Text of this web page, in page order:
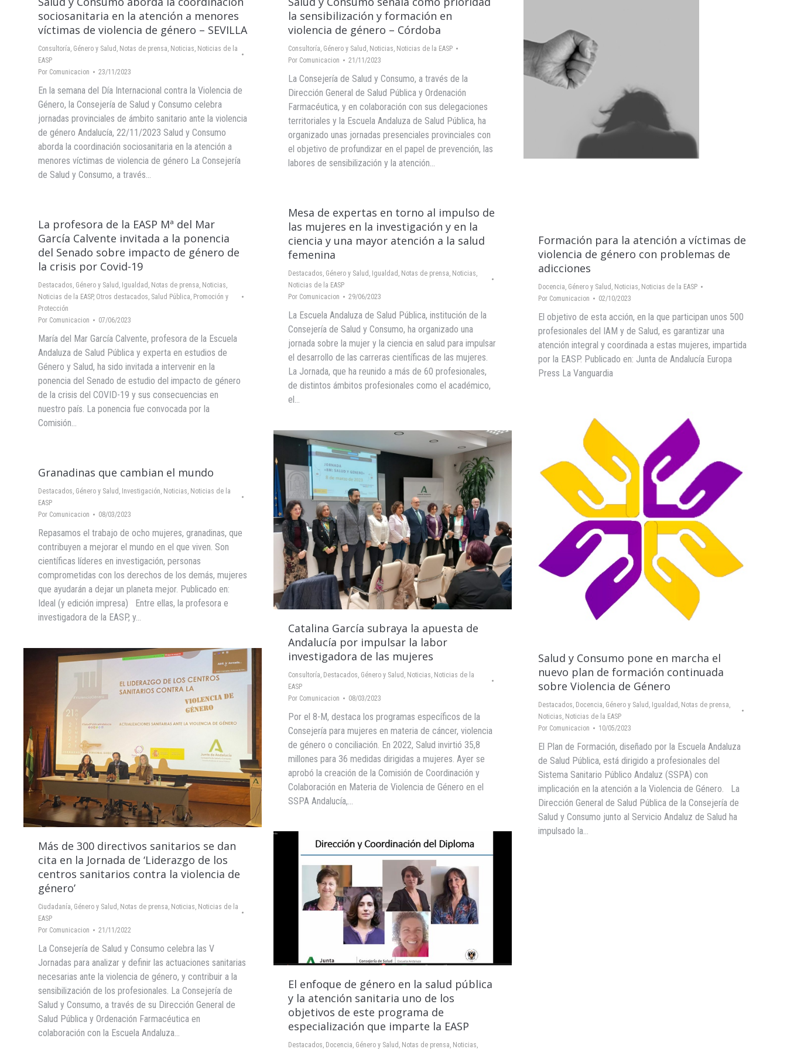
sociosanitaria en la atención a menores
víctimas de violencia de género – SEVILLA
Consultoría, Género y Salud , Notas de prensa, Noticias, Noticias de la
EASP
Por Comunicacion 23/11/2023
En la semana del Día Internacional contra la Violencia de
Género, la Consejería de Salud y Consumo celebra
jornadas provinciales de ámbito sanitario ante la violencia
de género Andalucía, 22/11/2023 Salud y Consumo
aborda la coordinación sociosanitaria en la atención a
menores víctimas de violencia de género La Consejería
de Salud y Consumo, a través…
la sensibilización y formación en
violencia de género – Córdoba
Consultoría, Género y Salud , Noticias, Noticias de la EASP
Por Comunicacion 21/11/2023
La Consejería de Salud y Consumo, a través de la
Dirección General de Salud Pública y Ordenación
Farmacéutica, y en colaboración con sus delegaciones
territoriales y la Escuela Andaluza de Salud Pública, ha
organizado unas jornadas presenciales provinciales con
el objetivo de profundizar en el papel de prevención, las
labores de sensibilización y la atención…
Formación para la atención a víctimas de
violencia de género con problemas de
adicciones
Docencia, Género y Salud , Noticias, Noticias de la EASP
Por Comunicacion 02/10/2023
El objetivo de esta acción, en la que participan unos 500
profesionales del IAM y de Salud, es garantizar una
atención integral y coordinada a estas mujeres, impartida
por la EASP. Publicado en: Junta de Andalucía Europa
Press La Vanguardia
Mesa de expertas en torno al impulso de
las mujeres en la investigación y en la
ciencia y una mayor atención a la salud
femenina
Destacados, Género y Salud , Igualdad , Notas de prensa, Noticias,
Noticias de la EASP
Por Comunicacion 29/06/2023
La Escuela Andaluza de Salud Pública, institución de la
Consejería de Salud y Consumo, ha organizado una
jornada sobre la mujer y la ciencia en salud para impulsar
el desarrollo de las carreras científicas de las mujeres.
La Jornada, que ha reunido a más de 60 profesionales,
de distintos ámbitos profesionales como el académico,
el…
La profesora de la EASP Mª del Mar
García Calvente invitada a la ponencia
del Senado sobre impacto de género de
la crisis por Covid-19
Destacados, Género y Salud , Igualdad , Notas de prensa, Noticias,
Noticias de la EASP, Otros destacados, Salud Pública, Promoción y
Protección
Por Comunicacion 07/06/2023
María del Mar García Calvente, profesora de la Escuela
Andaluza de Salud Pública y experta en estudios de
Género y Salud, ha sido invitada a intervenir en la
ponencia del Senado de estudio del impacto de género
de la crisis del COVID-19 y sus consecuencias en
nuestro país. La ponencia fue convocada por la
Comisión…
Salud y Consumo pone en marcha el
nuevo plan de formación continuada
sobre Violencia de Género
Destacados Docencia Género y Salud Igualdad Notas de prensa
Noticias Noticias de la EASP
Por Comunicacion 10/05/2023
El Plan de Formación, diseñado por la Escuela Andaluza
de Salud Pública, está dirigido a profesionales del
Sistema Sanitario Público Andaluz (SSPA) con
implicación en la atención a la Violencia de Género. La
Dirección General de Salud Pública de la Consejería de
Salud y Consumo junto al Servicio Andaluz de Salud ha
impulsado la…
Catalina García subraya la apuesta de
Andalucía por impulsar la labor
investigadora de las mujeres
Consultoría Destacados Género y Salud Noticias Noticias de la
EASP
Por Comunicacion 08/03/2023
Por el 8-M, destaca los programas específicos de la
Consejería para mujeres en materia de cáncer, violencia
de género o conciliación. En 2022, Salud invirtió 35,8
millones para 36 medidas dirigidas a mujeres. Ayer se
aprobó la creación de la Comisión de Coordinación y
Colaboración en Materia de Violencia de Género en el
SSPA Andalucía,…
Granadinas que cambian el mundo
Destacados, Género y Salud , Investigación, Noticias, Noticias de la
EASP
Por Comunicacion 08/03/2023
Repasamos el trabajo de ocho mujeres, granadinas, que
contribuyen a mejorar el mundo en el que viven. Son
científicas líderes en investigación, personas
comprometidas con los derechos de los demás, mujeres
que ayudarán a dejar un planeta mejor. Publicado en:
Ideal (y edición impresa) Entre ellas, la profesora e
investigadora de la EASP, y…
Más de 300 directivos sanitarios se dan
cita en la Jornada de ‘Liderazgo de los
centros sanitarios contra la violencia de
género’
Ciudadanía Género y Salud Notas de prensa Noticias Noticias de la
EASP
Por Comunicacion 21/11/2022
La Consejería de Salud y Consumo celebra las V
Jornadas para analizar y definir las actuaciones sanitarias
necesarias ante la violencia de género, y contribuir a la
sensibilización de los profesionales. La Consejería de
Salud y Consumo, a través de su Dirección General de
Salud Pública y Ordenación Farmacéutica en
colaboración con la Escuela Andaluza…
El enfoque de género en la salud pública
y la atención sanitaria uno de los
objetivos de este programa de
especialización que imparte la EASP
Destacados, Docencia, Género y Salud , Notas de prensa, Noticias,